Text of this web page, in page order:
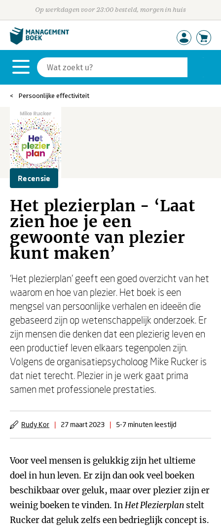
Op werkdagen voor 23:00 besteld, morgen in huis
Persoonlijke effectiviteit
Recensie
Het plezierplan - ‘Laat
zien hoe je een
gewoonte van plezier
kunt maken’
‘Het plezierplan’ geeft een goed overzicht van het
waarom en hoe van plezier. Het boek is een
mengsel van persoonlijke verhalen en ideeën die
gebaseerd zijn op wetenschappelijk onderzoek. Er
zijn mensen die denken dat een plezierig leven en
een productief leven elkaars tegenpolen zijn.
Volgens de organisatiepsycholoog Mike Rucker is
dat niet terecht. Plezier in je werk gaat prima
samen met professionele prestaties.
Rudy Kor | 27 maart 2023 | 5-7 minuten leestijd
Voor veel mensen is gelukkig zijn het ultieme
doel in hun leven. Er zijn dan ook veel boeken
beschikbaar over geluk, maar over plezier zijn er
weinig boeken te vinden. InHet Plezierplan stelt
Rucker dat geluk zelfs een bedrieglijk concept is.